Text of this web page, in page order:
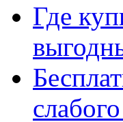
Где